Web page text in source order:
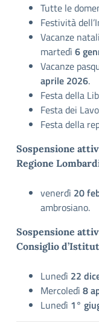
Tutte le
Festività
Vacanze
martedì 6
Vacanze
aprile 2026.
Festa della
Festa dei
Festa della
Sospensione
Regione
venerdì 20
ambrosiano.
Sospensione
Consiglio
Lunedì 22
Mercoledì 8
Lunedì 1°